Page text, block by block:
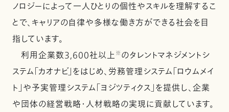
ノロジーによって一人ひとりの個性やスキルを理解するこ
とで、キャリアの自律や多様な働き方ができる社会を目
指しています。
利用企業数3,600社以上 ※ のタレントマネジメントシ
ステム「カオナビ」をはじめ、労務管理システム「ロウムメイ
ト」や予実管理システム「ヨジツティクス」を提供し、企業
や団体の経営戦略・人材戦略の実現に貢献しています。